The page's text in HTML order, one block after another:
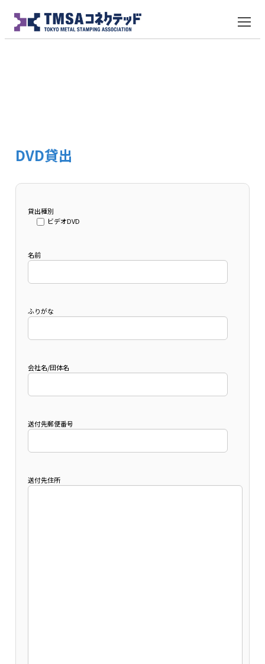
DVD貸出
貸出種別
ビデオDVD
名前
ふりがな
会社名/団体名
送付先郵便番号
送付先住所